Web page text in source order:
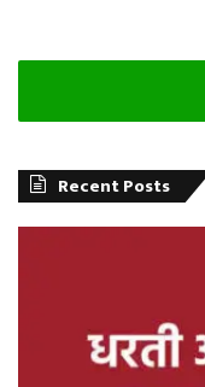
Recent Posts